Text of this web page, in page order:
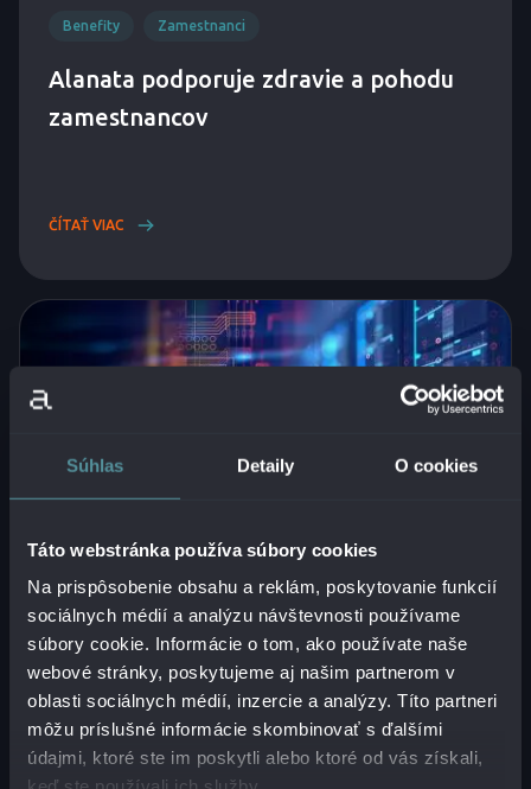
Súhlas Detaily O cookies
Táto webstránka používa súbory cookies
Na prispôsobenie obsahu a reklám, poskytovanie funkcií
sociálnych médií a analýzu návštevnosti používame
súbory cookie. Informácie o tom, ako používate naše
webové stránky, poskytujeme aj našim partnerom v
oblasti sociálnych médií, inzercie a analýzy. Títo partneri
môžu príslušné informácie skombinovať s ďalšími
údajmi, ktoré ste im poskytli alebo ktoré od vás získali,
Benefity Zamestnanci
Alanata podporuje zdravie a pohodu
zamestnancov
ČÍTAŤ VIAC
NIS2 Privilege Access Management
Multiplatformový nástroj novej
generácie